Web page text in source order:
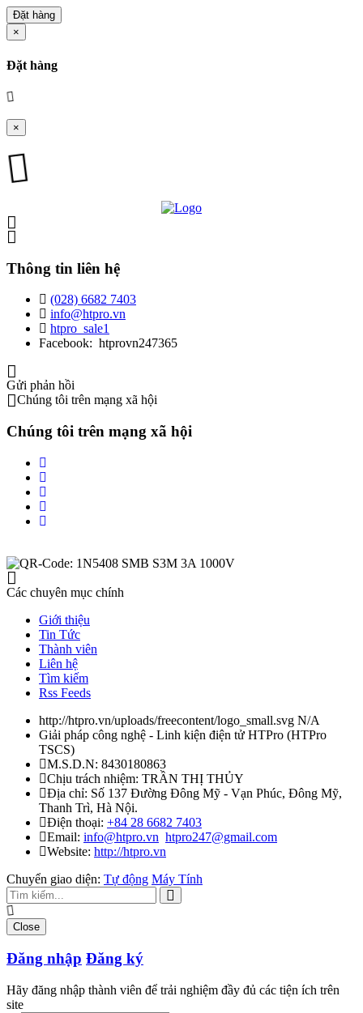
Đặt hàng
×
Đặt hàng
×
Thông tin liên hệ
(028) 6682 7403
info@htpro.vn
htpro_sale1
Facebook: htprovn247365
Gửi phản hồi
Chúng tôi trên mạng xã hội
Chúng tôi trên mạng xã hội
Các chuyên mục chính
Giới thiệu
Tin Tức
Thành viên
Liên hệ
Tìm kiếm
Rss Feeds
http://htpro.vn/uploads/freecontent/logo_small.svg N/A
Giải pháp công nghệ - Linh kiện điện tử HTPro (HTPro
TSCS)
M.S.D.N: 8430180863
Chịu trách nhiệm: TRẦN THỊ THỦY
Địa chỉ: Số 137 Đường Đông Mỹ - Vạn Phúc, Đông Mỹ,
Thanh Trì, Hà Nội.
Điện thoại: +84 28 6682 7403
Email: info@htpro.vn htpro247@gmail.com
Website: http://htpro.vn
Chuyển giao diện: Tự động Máy Tính
Close
Đăng nhập Đăng ký
Hãy đăng nhập thành viên để trải nghiệm đầy đủ các tiện ích trên
site